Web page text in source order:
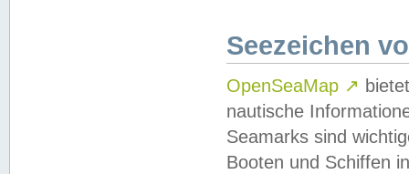
Seezeichen
OpenSeaMap ↗
nautische
Seamarks sind
Booten und Schiffen